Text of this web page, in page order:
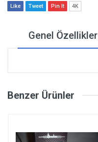
Like Tweet Pin It 4K
Genel Özellikler
Benzer Ürünler